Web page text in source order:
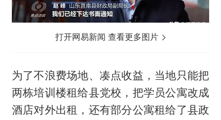
打开网易新闻 查看更多图片
为了不浪费场地、凑点收益，当地只能把
两栋培训楼租给县党校，把学员公寓改成
酒店对外出租，还有部分公寓租给了县政